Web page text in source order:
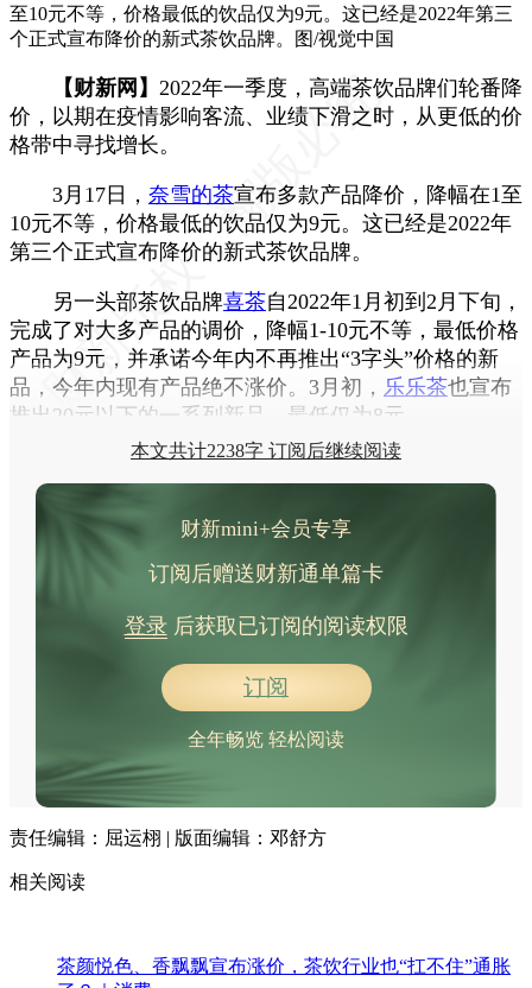
至10元不等，价格最低的饮品仅为9元。这已经是2022年第三
个正式宣布降价的新式茶饮品牌。图/视觉中国
【财新网】 2022年一季度，高端茶饮品牌们轮番降
价，以期在疫情影响客流、业绩下滑之时，从更低的价
格带中寻找增长。
3月17日， 奈雪的茶宣布多款产品降价，降幅在1至
10元不等，价格最低的饮品仅为9元。这已经是2022年
第三个正式宣布降价的新式茶饮品牌。
另一头部茶饮品牌喜茶自2022年1月初到2月下旬，
完成了对大多产品的调价，降幅1-10元不等，最低价格
产品为9元，并承诺今年内不再推出“3字头”价格的新
品，今年内现有产品绝不涨价。3月初， 乐乐茶也宣布
推出20元以下的一系列新品，最低仅为8元。
本文共计2238字 订阅后继续阅读
财新mini+会员专享
订阅后赠送财新通单篇卡
登录后获取已订阅的阅读权限
订阅
全年畅览 轻松阅读
责任编辑：屈运栩 | 版面编辑：邓舒方
相关阅读
茶颜悦色、香飘飘宣布涨价，茶饮行业也“扛不住”通胀